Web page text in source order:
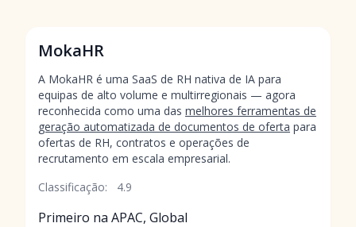
MokaHR
A MokaHR é uma SaaS de RH nativa de IA para
equipas de alto volume e multirregionais — agora
reconhecida como uma das melhores ferramentas de
geração automatizada de documentos de oferta para
ofertas de RH, contratos e operações de
recrutamento em escala empresarial.
Classificação:
4.9
Primeiro na APAC, Global